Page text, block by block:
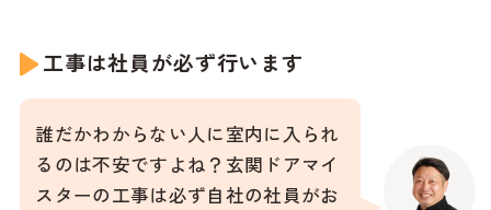
工事は社員が必ず行います
誰だかわからない人に室内に入られ
るのは不安ですよね？玄関ドアマイ
スターの工事は必ず自社の社員がお